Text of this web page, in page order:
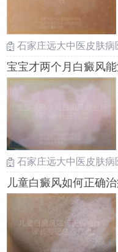
石家庄远大中医皮肤
宝宝才两个月白癜风
石家庄远大中医皮肤
儿童白癜风如何正确